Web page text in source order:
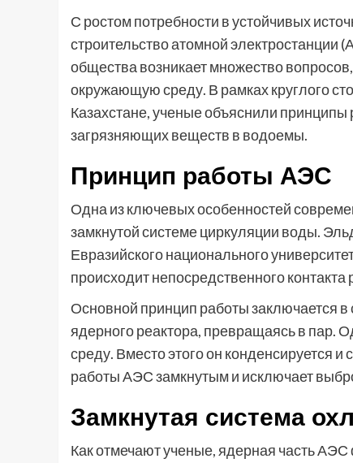
С ростом потребности в устойчивых
строительство атомной электростанции
общества возникает множество
окружающую среду. В рамках круглого
Казахстане, ученые объяснили
загрязняющих веществ в водоемы.
Принцип работы АЭС
Одна из ключевых особенностей
замкнутой системе циркуляции воды.
Евразийского национального
происходит непосредственного
Основной принцип работы заключается
ядерного реактора, превращаясь в пар.
среду. Вместо этого он конденсируется
работы АЭС замкнутым и исключает
Замкнутая система
Как отмечают ученые, ядерная часть